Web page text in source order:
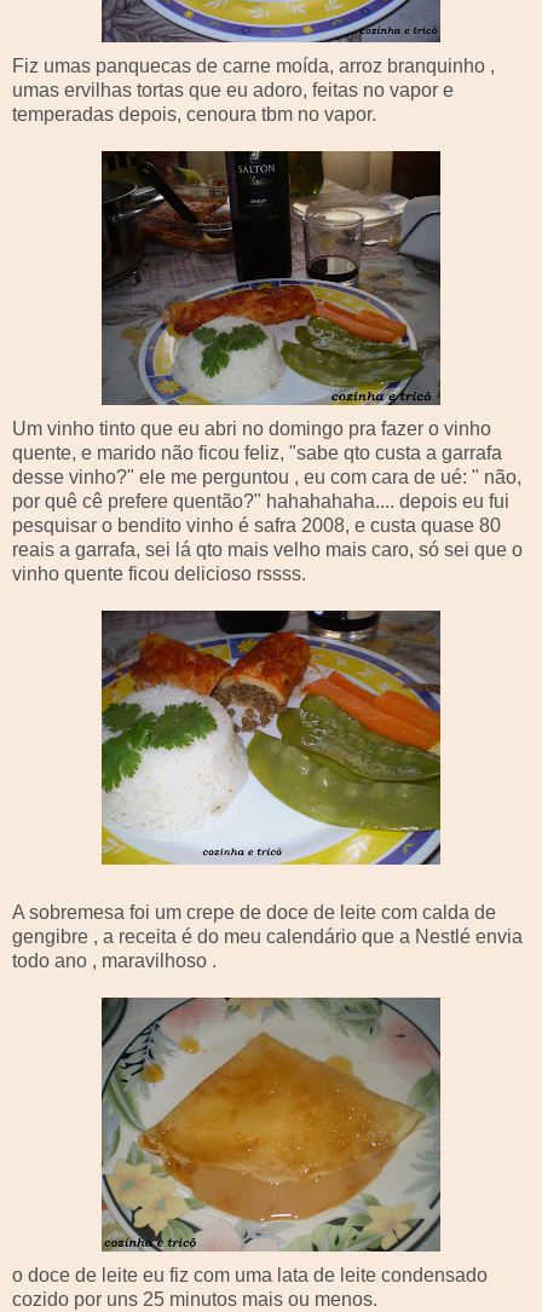
Fiz umas panquecas de carne moída, arroz branquinho ,
umas ervilhas tortas que eu adoro, feitas no vapor e
temperadas depois, cenoura tbm no vapor.
Um vinho tinto que eu abri no domingo pra fazer o vinho
quente, e marido não ficou feliz, "sabe qto custa a garrafa
desse vinho?" ele me perguntou , eu com cara de ué: " não,
por quê cê prefere quentão?" hahahahaha.... depois eu fui
pesquisar o bendito vinho é safra 2008, e custa quase 80
reais a garrafa, sei lá qto mais velho mais caro, só sei que o
vinho quente ficou delicioso rssss.
A sobremesa foi um crepe de doce de leite com calda de
gengibre , a receita é do meu calendário que a Nestlé envia
todo ano , maravilhoso .
o doce de leite eu fiz com uma lata de leite condensado
cozido por uns 25 minutos mais ou menos.